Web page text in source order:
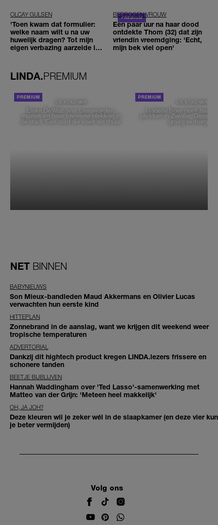
OLCAY GULSEN
'Toen kwam dat formulier:
welke naam wilt u na uw
huwelijk dragen? Tot mijn
eigen verbazing aarzelde ik
BEDROGEN VROUW
Een paar uur na haar dood
ontdekte Thom (32) dat zijn
vriendin vreemdging: 'Echt,
mijn bek viel open'
LINDA.PREMIUM
DE STAD VAN
Elske DeWall over Leeuwarden,
muziek en haar favoriete plekken in
de stad: 'Een stad die voelt als thuis'
DE STAD VAN
Isabelle Boer deelt haar
plekken in Zwolle: 'Deze
graag verborgen'
NET BINNEN
BABYNIEUWS
Son Mieux-bandleden Maud Akkermans en Olivier Lucas
verwachten hun eerste kind
HITTEPLAN
Zonnebrand in de aanslag, want we krijgen dit weekend weer
tropische temperaturen
ADVERTORIAL
Dankzij dit hightech product kregen LINDA.lezers frissere en
schonere tanden
BEETJE BIJBLIJVEN
Hannah Waddingham over 'Ted Lasso'-samenwerking met
Matteo van der Grijn: 'Meteen heel makkelijk'
OH, JA JOH?
Deze kleuren wil je zeker wél in de slaapkamer (en deze vier kun
je beter vermijden)
Volg ons